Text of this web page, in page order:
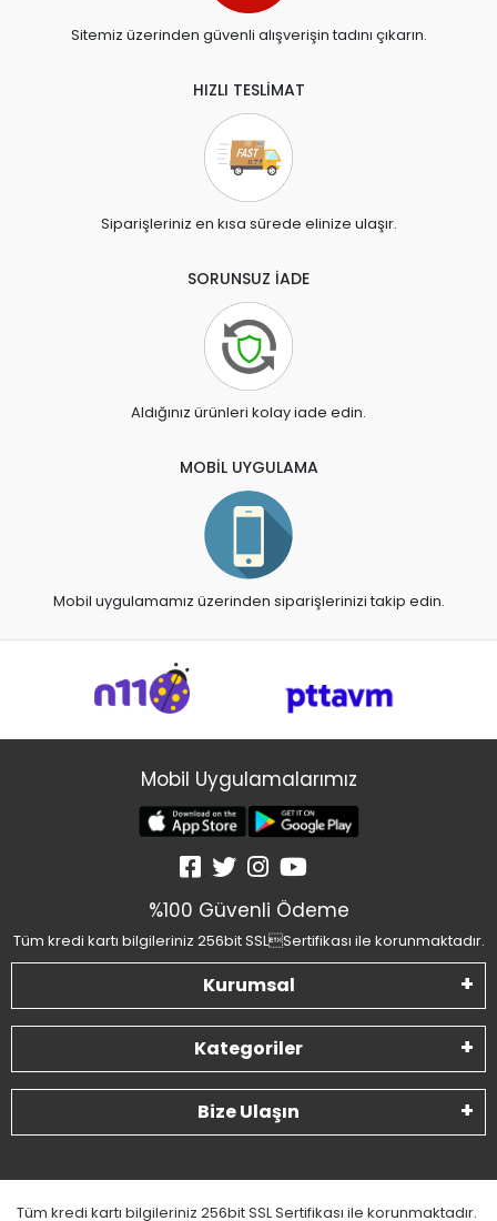
Sitemiz üzerinden güvenli alışverişin tadını çıkarın.
HIZLI TESLİMAT
Siparişleriniz en kısa sürede elinize ulaşır.
SORUNSUZ İADE
Aldığınız ürünleri kolay iade edin.
MOBİL UYGULAMA
Mobil uygulamamız üzerinden siparişlerinizi takip edin.
Mobil Uygulamalarımız
%100 Güvenli Ödeme
Tüm kredi kartı bilgileriniz 256bit SSLSertifikası ile korunmaktadır.
Kurumsal
Kategoriler
Bize Ulaşın
Tüm kredi kartı bilgileriniz 256bit SSL Sertifikası ile korunmaktadır.